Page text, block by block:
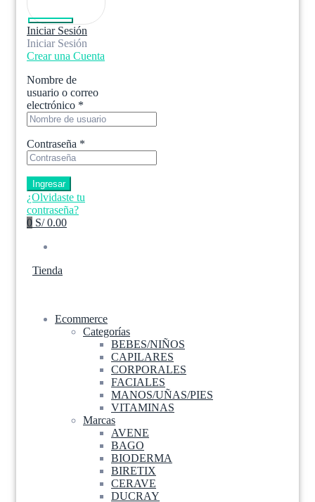
Iniciar Sesión
Iniciar Sesión
Crear una Cuenta
Nombre de
usuario o correo
electrónico *
Contraseña *
Ingresar
¿Olvidaste tu
contraseña?
0 S/ 0.00
Tienda
Ecommerce
Categorías
BEBES/NIÑOS
CAPILARES
CORPORALES
FACIALES
MANOS/UÑAS/PIES
VITAMINAS
Marcas
AVENE
BAGO
BIODERMA
BIRETIX
CERAVE
DUCRAY